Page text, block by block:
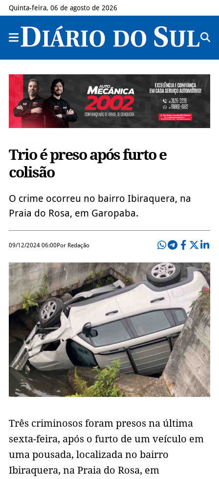
Quinta-feira, 06 de agosto de 2026
Trio é preso após furto e
colisão
O crime ocorreu no bairro Ibiraquera, na
Praia do Rosa, em Garopaba.
09/12/2024 06:00Por Redação
Três criminosos foram presos na última
sexta-feira, após o furto de um veículo em
uma pousada, localizada no bairro
Ibiraquera, na Praia do Rosa, em